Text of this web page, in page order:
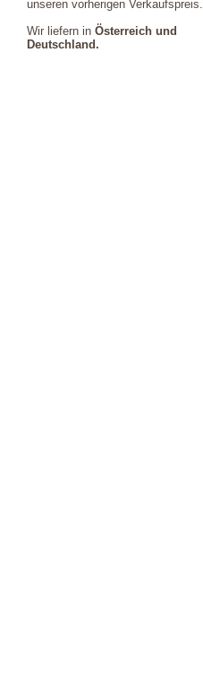
unseren vorherigen Verkaufspreis.
Wir liefern in Österreich und
Deutschland.